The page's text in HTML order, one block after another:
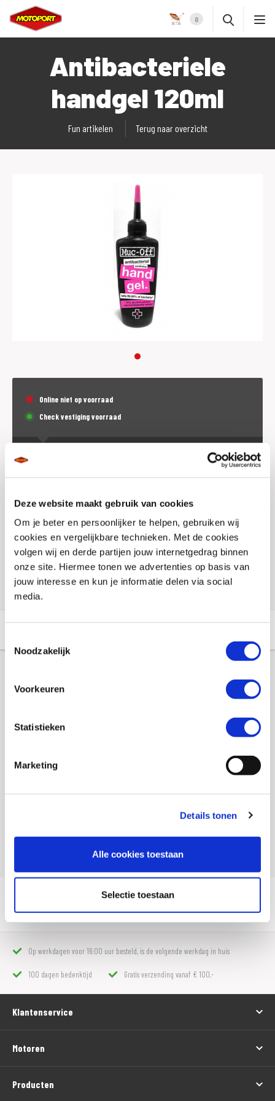
Deze website maakt gebruik van cookies
Om je beter en persoonlijker te helpen, gebruiken wij
cookies en vergelijkbare technieken. Met de cookies
volgen wij en derde partijen jouw internetgedrag binnen
onze site. Hiermee tonen we advertenties op basis van
jouw interesse en kun je informatie delen via social
media.
Noodzakelijk
Voorkeuren
Statistieken
Marketing
Details tonen
Alle cookies toestaan
Selectie toestaan
0
Antibacteriele
handgel 120ml
Fun artikelen Terug naar overzicht
Online niet op voorraad
Check vestiging voorraad
€
p.st. (incl. BTW)
Dit product is (tijdeljk) niet online te bestellen.
Voorraad vestigingen
Check de voorraad eenvoudig en snel online
Aanvullende informatie
Merk
Titel
SKU
103530
Leveranciersnummer
116967
Op werkdagen voor 16:00 uur besteld, is de volgende werkdag in huis
100 dagen bedenktijd Gratis verzending vanaf € 100,-
Klantenservice
Motoren
Producten